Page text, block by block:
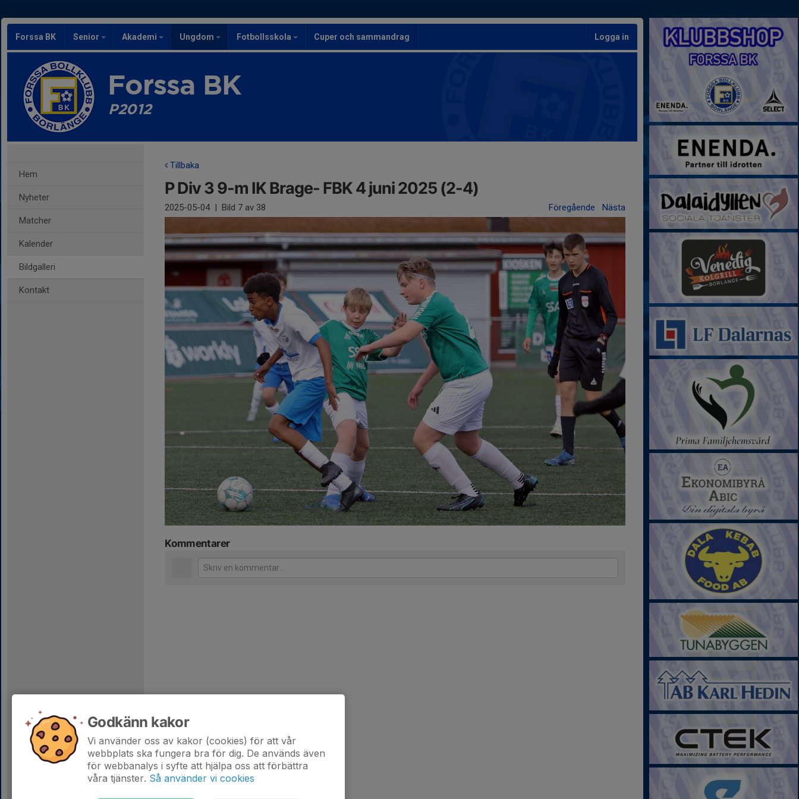
Forssa BK Senior Akademi Ungdom Fotbollsskola Cuper och sammandrag Logga in
Forssa BK
P2012
Hem
Nyheter
Matcher
Kalender
Bildgalleri
Kontakt
Tillbaka
P Div 3 9-m IK Brage- FBK 4 juni 2025 (2-4)
2025-05-04 | Bild 7 av 38 Föregående Nästa
Kommentarer
Godkänn kakor
Vi använder oss av kakor (cookies) för att vår
webbplats ska fungera bra för dig. De används även
för webbanalys i syfte att hjälpa oss att förbättra
våra tjänster. Så använder vi cookies